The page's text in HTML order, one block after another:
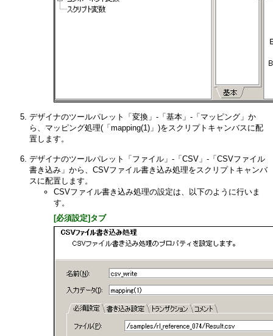
デザイナのツールパレット「変換」-「基本」-「マッピング」か
ら、マッピング処理(「mapping(1)」)をスクリプトキャンバスに配
置します。
デザイナのツールパレット「ファイル」-「CSV」-「CSVファイル
書き込み」から、CSVファイル書き込み処理をスクリプトキャンバ
スに配置します。
CSVファイル書き込み処理の設定は、以下のように行いま
す。
[必須設定]タブ